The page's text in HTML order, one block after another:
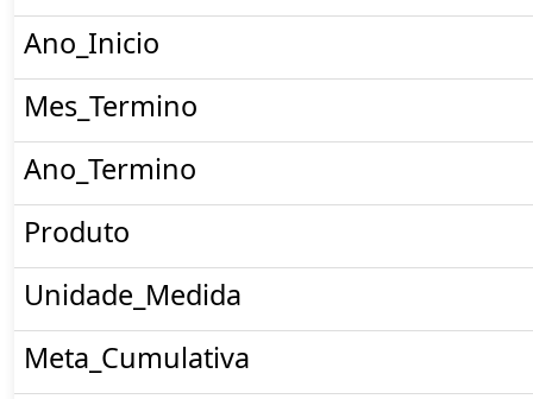
Ano_Inicio
Mes_Termino
Ano_Termino
Produto
Unidade_Medida
Meta_Cumulativa